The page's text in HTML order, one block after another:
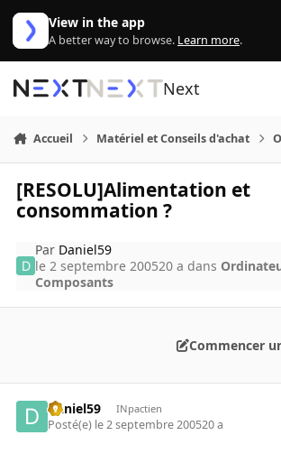
Aller au contenu
View in the app
A better way to browse. Learn more.
Next
Accueil Matériel et Conseils d'achat
[RESOLU]Alimentation et
consommation ?
Par Daniel59
le 2 septembre 200520 a dans
Composants
Commencer
Daniel59 INpactien
Posté(e) le 2 septembre 200520 a